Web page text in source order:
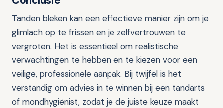
Tanden bleken kan een effectieve manier zijn om je
glimlach op te frissen en je zelfvertrouwen te
vergroten. Het is essentieel om realistische
verwachtingen te hebben en te kiezen voor een
veilige, professionele aanpak. Bij twijfel is het
verstandig om advies in te winnen bij een tandarts
of mondhygiënist, zodat je de juiste keuze maakt